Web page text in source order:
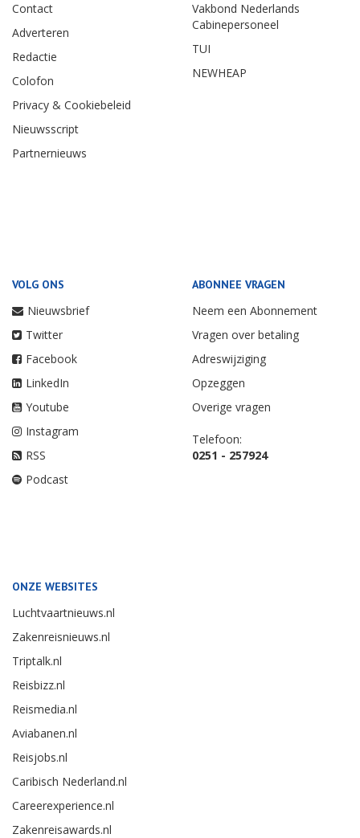
Contact
Adverteren
Redactie
Colofon
Privacy & Cookiebeleid
Nieuwsscript
Partnernieuws
Vakbond Nederlands
Cabinepersoneel
TUI
NEWHEAP
VOLG ONS
Nieuwsbrief
Twitter
Facebook
LinkedIn
Youtube
Instagram
RSS
Podcast
ABONNEE VRAGEN
Neem een Abonnement
Vragen over betaling
Adreswijziging
Opzeggen
Overige vragen
Telefoon:
0251 - 257924
ONZE WEBSITES
Luchtvaartnieuws.nl
Zakenreisnieuws.nl
Triptalk.nl
Reisbizz.nl
Reismedia.nl
Aviabanen.nl
Reisjobs.nl
Caribisch Nederland.nl
Careerexperience.nl
Zakenreisawards.nl